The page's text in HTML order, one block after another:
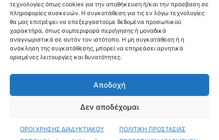
τεχνολογίες όπως cookies για την αποθήκευση ή/και την πρόσβαση σε
πληροφορίες συσκευών. Η συγκατάθεση για τις εν λόγω τεχνολογίες
θα μας επιτρέψει να επεξεργαστούμε δεδομένα προσωπικού
χαρακτήρα, όπως συμπεριφορά περιήγησης ή μοναδικά
αναγνωριστικά σε αυτόν τον ιστότοπο. Η μη συγκατάθεση ή η
ανάκληση της συγκατάθεσης, μπορεί να επηρεάσει αρνητικά
ορισμένες λειτουργίες και δυνατότητες.
Αποδοχή
Δεν αποδέχομαι
ΟΡΟΙ ΧΡΗΣΗΣ ΔΙΑΔΥΚΤΙΑΚΟΥ
ΠΟΛΙΤΙΚΗ ΠΡΟΣΤΑΣΙΑΣ
ΑΚΟΛΟΥΘΗΣΕ ΜΑΣ
Videos Όροι Χρήσης
© Copyright 2026 ΝΕΟΛΟΓΟΣ ΑΤΤΙΚΗΣ • All Rights Reserved •